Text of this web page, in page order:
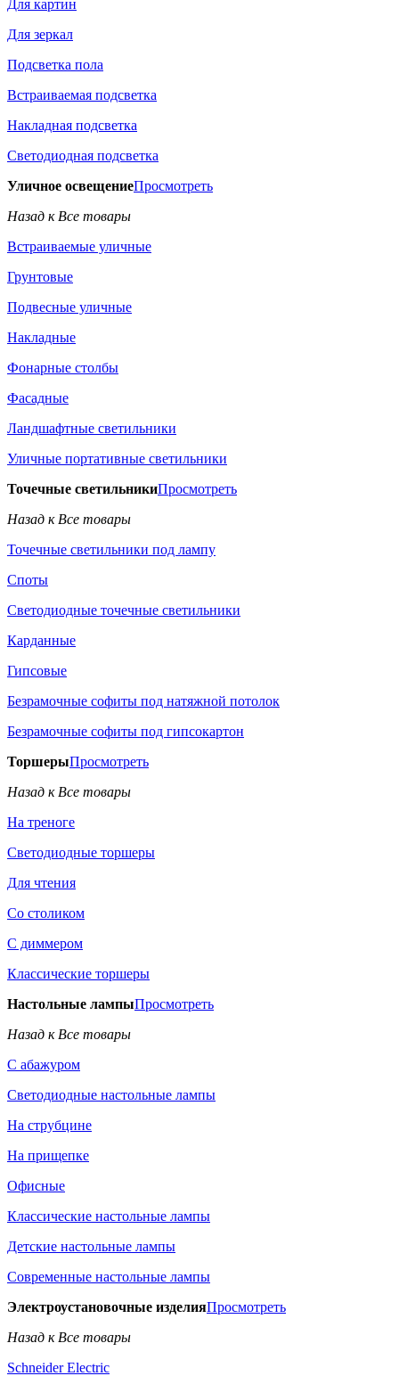
Для картин
Для зеркал
Подсветка пола
Встраиваемая подсветка
Накладная подсветка
Светодиодная подсветка
Уличное освещениеПросмотреть
Назад к Все товары
Встраиваемые уличные
Грунтовые
Подвесные уличные
Накладные
Фонарные столбы
Фасадные
Ландшафтные светильники
Уличные портативные светильники
Точечные светильникиПросмотреть
Назад к Все товары
Точечные светильники под лампу
Споты
Светодиодные точечные светильники
Карданные
Гипсовые
Безрамочные софиты под натяжной потолок
Безрамочные софиты под гипсокартон
ТоршерыПросмотреть
Назад к Все товары
На треноге
Светодиодные торшеры
Для чтения
Со столиком
С диммером
Классические торшеры
Настольные лампыПросмотреть
Назад к Все товары
С абажуром
Светодиодные настольные лампы
На струбцине
На прищепке
Офисные
Классические настольные лампы
Детские настольные лампы
Современные настольные лампы
Электроустановочные изделияПросмотреть
Назад к Все товары
Schneider Electric